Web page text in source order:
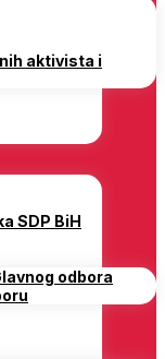
aktivista i
SDP BiH
odbora